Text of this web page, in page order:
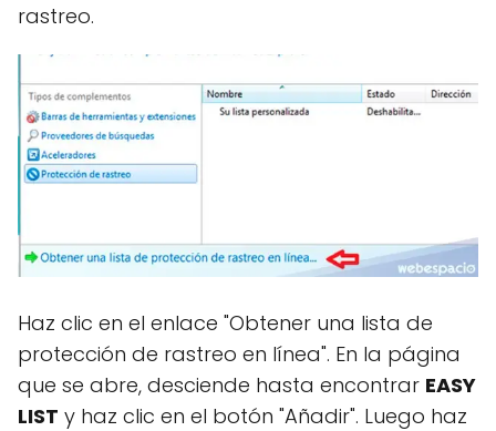
rastreo.
Haz clic en el enlace "Obtener una lista de
protección de rastreo en línea". En la página
que se abre, desciende hasta encontrar EASY
LIST y haz clic en el botón "Añadir". Luego haz